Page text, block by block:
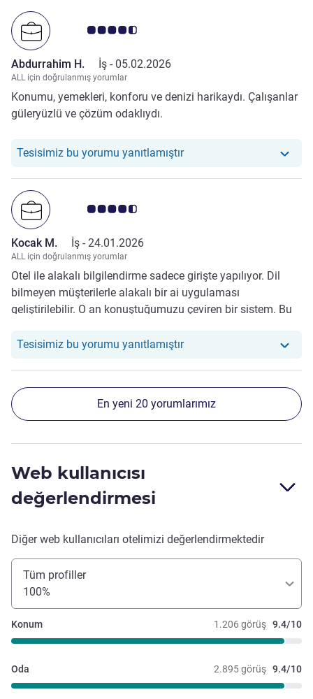
Avis müşterileri puanı 4.5/5
Abdurrahim H. İş - 05.02.2026
ALL için doğrulanmış yorumlar
Konumu, yemekleri, konforu ve denizi harikaydı. Çalışanlar
güleryüzlü ve çözüm odaklıydı.
Tesisimiz bu yorumu yanıtlamıştırOtelimiz şu yoruma yanıt
Avis müşterileri puanı 4.5/5
Kocak M. İş - 24.01.2026
ALL için doğrulanmış yorumlar
Otel ile alakalı bilgilendirme sadece girişte yapılıyor. Dil
bilmeyen müşterilerle alakalı bir ai uygulaması
geliştirilebilir. O an konuştuğumuzu çeviren bir sistem. Bu
Tesisimiz bu yorumu yanıtlamıştırOtelimiz şu yoruma yanıt
En yeni 20 yorumlarımız
Web kullanıcısı
değerlendirmesi
Diğer web kullanıcıları otelimizi değerlendirmektedir
Tüm profiller
100%
1.206 görüş 9.4/10
Konum
2.895 görüş 9.4/10
Oda